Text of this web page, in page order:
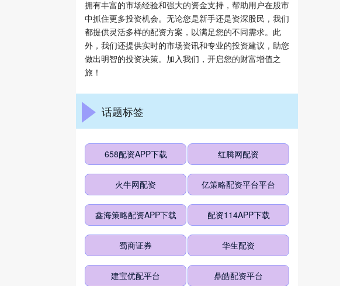
拥有丰富的市场经验和强大的资金支持，帮助用户在股市
中抓住更多投资机会。无论您是新手还是资深股民，我们
都提供灵活多样的配资方案，以满足您的不同需求。此
外，我们还提供实时的市场资讯和专业的投资建议，助您
做出明智的投资决策。加入我们，开启您的财富增值之
旅！
话题标签
658配资APP下载 红腾网配资
火牛网配资 亿策略配资平台平台
鑫海策略配资APP下载 配资114APP下载
蜀商证券 华生配资
建宝优配平台 鼎皓配资平台